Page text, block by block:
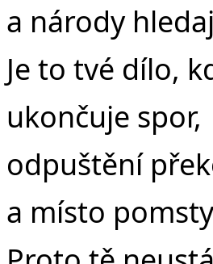
a národy
Je to tvé dílo,
ukončuje spor,
odpuštění
a místo